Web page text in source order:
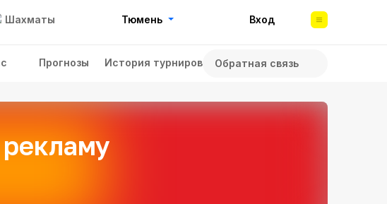
Шахматы Тюмень Вход
Прогнозы История турниров Обратная связь